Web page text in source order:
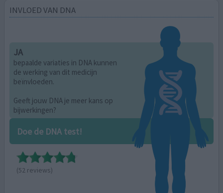
INVLOED VAN DNA
JA
bepaalde variaties in DNA kunnen
de werking van dit medicijn
beïnvloeden.
Geeft jouw DNA je meer kans op
bijwerkingen?
Doe de DNA test!
(52 reviews)